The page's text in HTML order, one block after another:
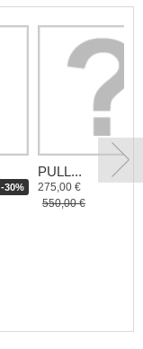
-30%
PULL...
275,00 €
550,00 €